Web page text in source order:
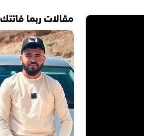
مقالات ربما فاتتك